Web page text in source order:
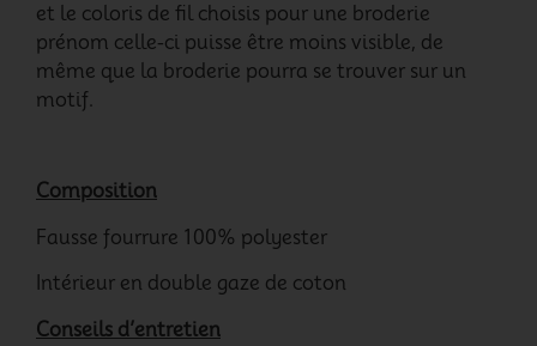
et le coloris de fil choisis pour une broderie
prénom celle-ci puisse être moins visible, de
même que la broderie pourra se trouver sur un
motif.
Composition
Fausse fourrure 100% polyester
Intérieur en double gaze de coton
Conseils d’entretien